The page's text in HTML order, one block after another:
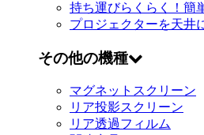
持ち運びらくらく！簡
プロジェクターを天井
その他の機種
マグネットスクリーン
リア投影スクリーン
リア透過フィルム